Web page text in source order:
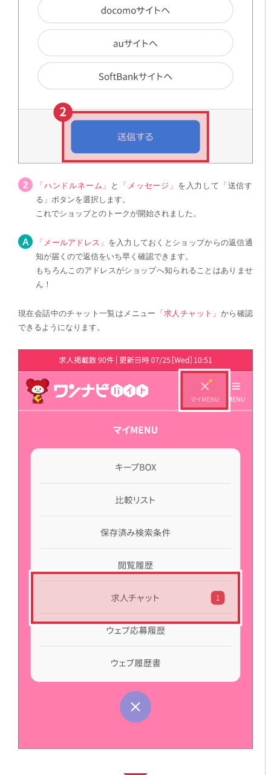
「ハンドルネーム」 と 「メッセージ」 を入力して「送信す
る」ボタンを選択します。
これでショップとのトークが開始されました。
「メールアドレス」 を入力しておくとショップからの返信通
知が届くので返信をいち早く確認できます。
もちろんこのアドレスがショップへ知られることはありませ
ん！
現在会話中のチャット一覧はメニュー 「求人チャット」 から確認
できるようになります。